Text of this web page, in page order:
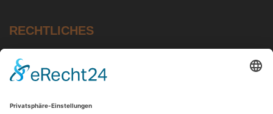
RECHTLICHES
Impressum
AGB